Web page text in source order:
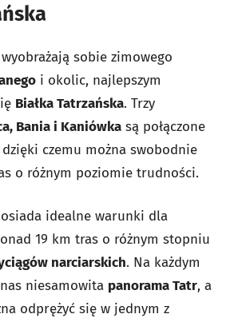
sobie zimowego
i okolic, najlepszym
Białka Tatrzańska. Trzy
Bania i Kaniówka są połączone
czemu można swobodnie
o różnym poziomie trudności.
idealne warunki dla
19 km tras o różnym stopniu
narciarskich. Na każdym
niesamowita panorama Tatr, a
odprężyć się w jednym z